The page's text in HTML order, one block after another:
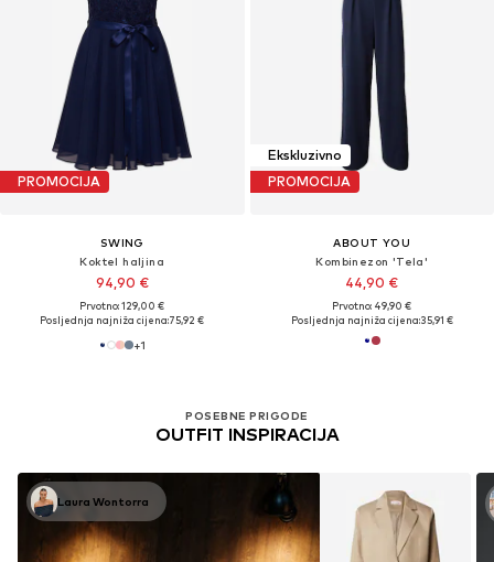
PROMOCIJA
SWING
Koktel haljina
94,90 €
Prvotno: 129,00 €
Posljednja najniža cijena:75,92 €
+1
Ekskluzivno
PROMOCIJA
ABOUT YOU
Kombinezon 'Tela'
44,90 €
Prvotno: 49,90 €
Posljednja najniža cijena:35,91 €
POSEBNE PRIGODE
OUTFIT INSPIRACIJA
Laura Wontorra